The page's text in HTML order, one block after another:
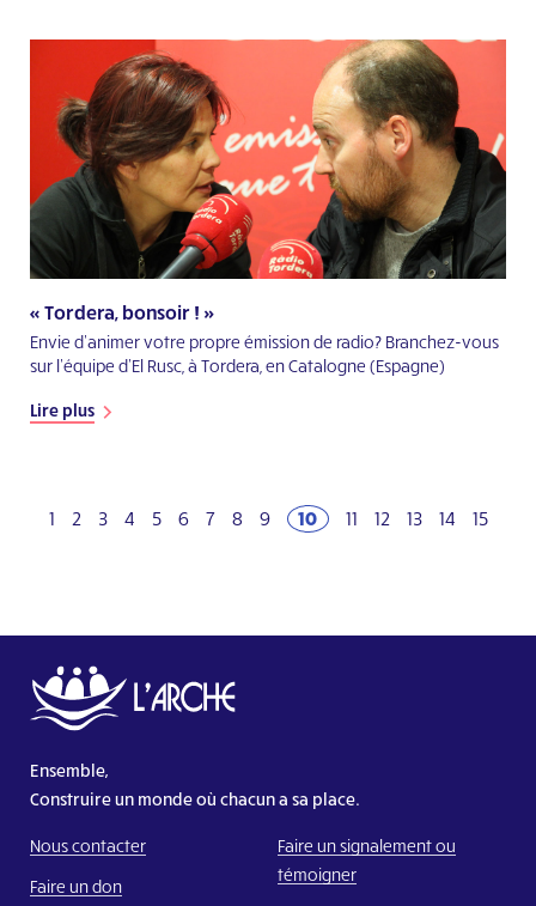
« Tordera, bonsoir ! »
Envie d’animer votre propre émission de radio? Branchez-vous
sur l’équipe d’El Rusc, à Tordera, en Catalogne (Espagne)
Lire plus
1 2 3 4 5 6 7 8 9 10 11 12 13 14 15
Ensemble,
Construire un monde où chacun a sa place.
Nous contacter
Faire un don
Faire un signalement ou
témoigner